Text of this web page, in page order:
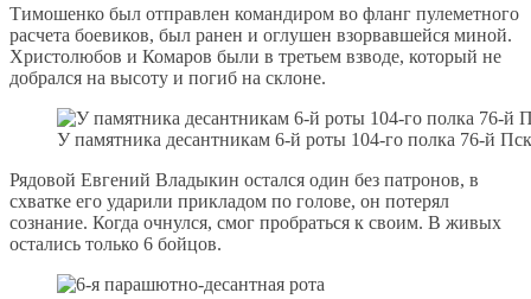
Тимошенко был отправлен командиром во фланг пулеметного
расчета боевиков, был ранен и оглушен взорвавшейся миной.
Христолюбов и Комаров были в третьем взводе, который не
добрался на высоту и погиб на склоне.
У памятника десантникам 6-й роты 104-го полка 76-й
Рядовой Евгений Владыкин остался один без патронов, в
схватке его ударили прикладом по голове, он потерял
сознание. Когда очнулся, смог пробраться к своим. В живых
остались только 6 бойцов.